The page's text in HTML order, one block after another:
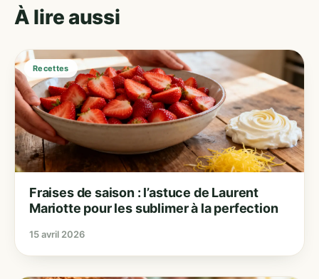
À lire aussi
Recettes
Fraises de saison : l’astuce de Laurent
Mariotte pour les sublimer à la perfection
15 avril 2026